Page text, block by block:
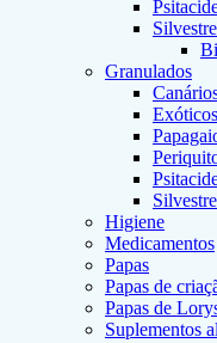
Granulados
Exóticos
Higiene
Medicamentos
Papas
Papas de
Papas de
Suplementos